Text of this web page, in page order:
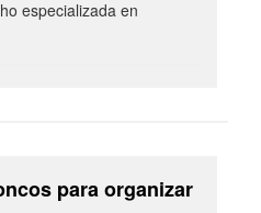
especializada en
para organizar